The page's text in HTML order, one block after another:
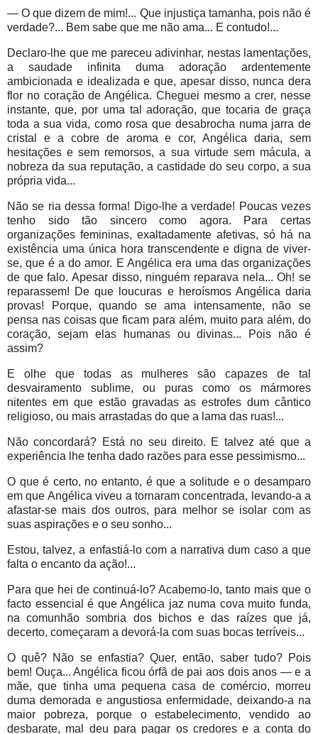
— O que dizem de mim!... Que injustiça tamanha, pois não é
verdade?... Bem sabe que me não ama... E contudo!...
Declaro-lhe que me pareceu adivinhar, nestas lamentações,
a saudade infinita duma adoração ardentemente
ambicionada e idealizada e que, apesar disso, nunca dera
flor no coração de Angélica. Cheguei mesmo a crer, nesse
instante, que, por uma tal adoração, que tocaria de graça
toda a sua vida, como rosa que desabrocha numa jarra de
cristal e a cobre de aroma e cor, Angélica daria, sem
hesitações e sem remorsos, a sua virtude sem mácula, a
nobreza da sua reputação, a castidade do seu corpo, a sua
própria vida...
Não se ria dessa forma! Digo-lhe a verdade! Poucas vezes
tenho sido tão sincero como agora. Para certas
organizações femininas, exaltadamente afetivas, só há na
existência uma única hora transcendente e digna de viver-
se, que é a do amor. E Angélica era uma das organizações
de que falo. Apesar disso, ninguém reparava nela... Oh! se
reparassem! De que loucuras e heroísmos Angélica daria
provas! Porque, quando se ama intensamente, não se
pensa nas coisas que ficam para além, muito para além, do
coração, sejam elas humanas ou divinas... Pois não é
assim?
E olhe que todas as mulheres são capazes de tal
desvairamento sublime, ou puras como os mármores
nitentes em que estão gravadas as estrofes dum cântico
religioso, ou mais arrastadas do que a lama das ruas!...
Não concordará? Está no seu direito. E talvez até que a
experiência lhe tenha dado razões para esse pessimismo...
O que é certo, no entanto, é que a solitude e o desamparo
em que Angélica viveu a tornaram concentrada, levando-a a
afastar-se mais dos outros, para melhor se isolar com as
suas aspirações e o seu sonho...
Estou, talvez, a enfastiá-lo com a narrativa dum caso a que
falta o encanto da ação!...
Para que hei de continuá-lo? Acabemo-lo, tanto mais que o
facto essencial é que Angélica jaz numa cova muito funda,
na comunhão sombria dos bichos e das raízes que já,
decerto, começaram a devorá-la com suas bocas terríveis...
O quê? Não se enfastia? Quer, então, saber tudo? Pois
bem! Ouça... Angélica ficou órfã de pai aos dois anos — e a
mãe, que tinha uma pequena casa de comércio, morreu
duma demorada e angustiosa enfermidade, deixando-a na
maior pobreza, porque o estabelecimento, vendido ao
desbarate, mal deu para pagar os credores e a conta do